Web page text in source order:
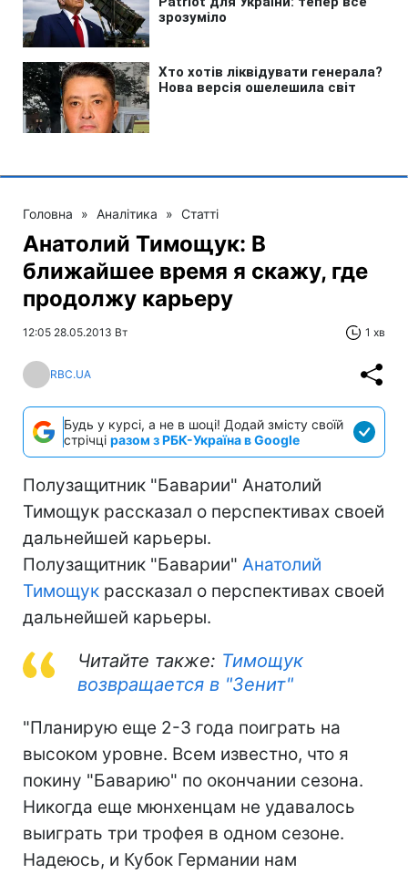
Головна » Аналітика » Статті
Анатолий Тимощук: В
ближайшее время я скажу, где
продолжу карьеру
12:05 28.05.2013 Вт 1 хв
RBC.UA
Будь у курсі, а не в шоці! Додай змісту своїй
стрічці разом з РБК-Україна в Google
Полузащитник "Баварии" Анатолий
Тимощук рассказал о перспективах своей
дальнейшей карьеры.
Полузащитник "Баварии" Анатолий
Тимощук рассказал о перспективах своей
дальнейшей карьеры.
Читайте также: Тимощук
возвращается в "Зенит"
"Планирую еще 2-3 года поиграть на
высоком уровне. Всем известно, что я
покину "Баварию" по окончании сезона.
Никогда еще мюнхенцам не удавалось
выиграть три трофея в одном сезоне.
Надеюсь, и Кубок Германии нам